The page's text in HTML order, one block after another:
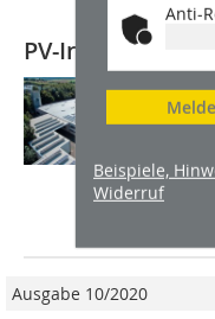
Anti-
Beispiele,
Widerruf
PV-Installation
Der
auch
zeigt
Ausgabe 10/2020